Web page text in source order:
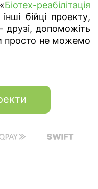
Біотех-реабілітація
бійці проекту,
друзі, допоможіть
просто не можемо